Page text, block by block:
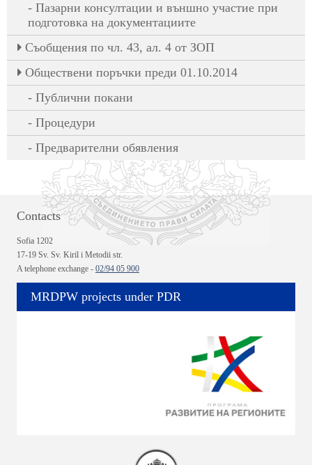
Пазарни консултации и външно участие при
подготовка на документациите
Съобщения по чл. 43, ал. 4 от ЗОП
Обществени поръчки преди 01.10.2014
Публични покани
Процедури
Предварителни обявления
Contacts
Sofia 1202
17-19 Sv. Sv. Kiril i Metodii str.
A telephone exchange - 02/94 05 900
MRDPW projects under PDR